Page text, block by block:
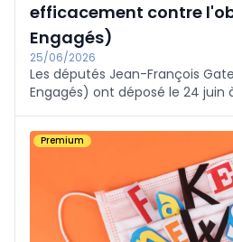
efficacement contre
Engagés)
25/06/2026
Les députés Jean-François
Engagés) ont déposé le 24 juin
lutter plus efficacement contre
adultes.
Premium